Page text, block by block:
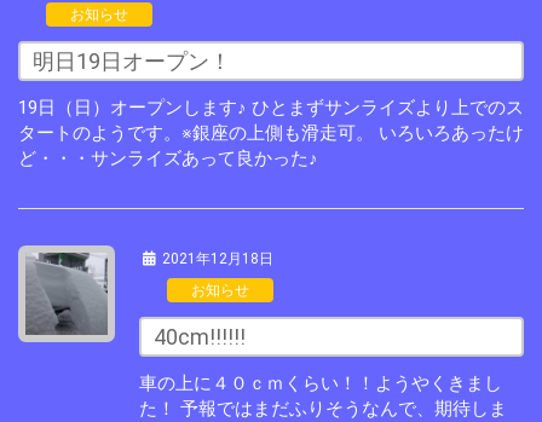
お知らせ
明日19日オープン！
19日（日）オープンします♪ ひとまずサンライズより上でのス
タートのようです。※銀座の上側も滑走可。 いろいろあったけ
ど・・・サンライズあって良かった♪
2021年12月18日
お知らせ
40cm!!!!!!
車の上に４０ｃｍくらい！！ようやくきまし
た！ 予報ではまだふりそうなんで、期待しま